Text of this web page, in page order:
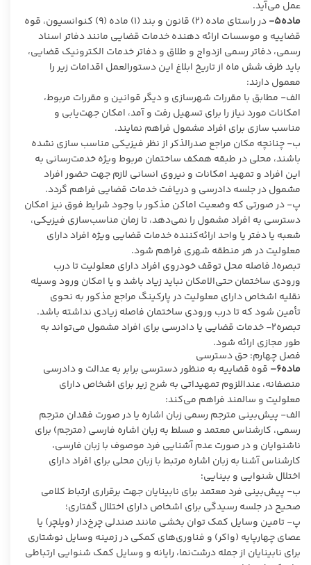
عمل می‌آید.
ماده۵-
در راستای ماده (۲) قانون و بند (۱) ماده (۹) کنوانسیون، قوه
قضاییه و موسسات ارائه دهنده خدمات قضایی مانند دفاتر اسناد
رسمی، دفاتر رسمی ازدواج و طلاق و دفاتر خدمات الکترونیک قضایی،
باید ظرف شش ماه از تاریخ ابلاغ این دستورالعمل اقدامات زیر را
معمول دارند:
الف- مطابق با مقررات شهرسازی و دیگر قوانین و مقررات مربوط،
امکانات مورد نیاز را برای تسهیل رفت و آمد، امکان جهت‌یابی و
مناسب‌ سازی برای افراد مشمول فراهم نمایند.
ب- چنانچه مکان مراجع صدرالذکر از نظر فیزیکی مناسب ‌سازی نشده
باشند، محلی در طبقه همکف ساختمان‌ مربوط ویژه خدمت‌رسانی به
این افراد و تمهید امکانات و نیروی انسانی لازم جهت حضور افراد
مشمول در جلسه دادرسی و دریافت خدمات قضایی فراهم گردد.
پ- در صورتی که وضعیت اماکن مذکور با وجود شرایط فوق نیز امکان
دسترسی به افراد مشمول را نمی‌دهد، تا زمان مناسب‌سازی فیزیکی،
شعبه یا دفتر یا واحد ارائه‌کننده خدمات قضایی ویژه افراد دارای
معلولیت در هر منطقه شهری فراهم شود.
تبصره۱ـ فاصله محل توقف خودروی افراد دارای معلولیت تا درب
ورودی ساختمان حتی‌الامکان نباید زیاد باشد و یا امکان ورود وسیله
نقلیه اشخاص دارای معلولیت در پارکینگ مراجع مذکور به نحوی
تأمین شود که تا درب ورودی ساختمان فاصله زیادی نداشته باشد.
تبصره۲- خدمات قضایی یا دادرسی برای افراد مشمول می‌تواند به
طور مجازی ارائه شود.
فصل چهارم: حق دسترسی
ماده۶–
قوه قضاییه به‌ منظور دسترسی برابر به عدالت و دادرسی
منصفانه، عنداللزوم تمهیداتی به شرح زیر برای اشخاص دارای
معلولیت و سالمند فراهم می‌کند:
الف- پیش‌بینی مترجم رسمی زبان اشاره یا در صورت فقدان مترجم
رسمی، کارشناس معتمد و مسلط به زبان اشاره فارسی (مترجم) برای
ناشنوایان و در صورت عدم آشنایی فرد موصوف با زبان فارسی،
کارشناس آشنا به زبان اشاره مرتبط با زبان محلی برای افراد دارای
اختلال شنوایی و بینایی؛
ب- پیش‌بینی فرد معتمد برای نابینایان جهت برقراری ارتباط کلامی
صحیح در جلسه رسیدگی برای اشخاص دارای اختلال گفتاری؛
پ- تامین وسایل کمک توان‌ بخشی مانند صندلی چرخ‌دار (ویلچر) یا
عصای چهارپایه (واکر) و فناوری‌های کمکی در زمینه وسایل نوشتاری
برای نابینایان از جمله درشت‌نما، رایانه و وسایل کمک شنوایی ارتباطی